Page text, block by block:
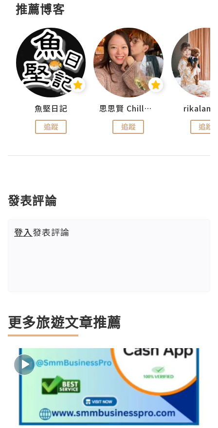
推薦博客
魚堅日記
追蹤
思思賢 ChillMyBabe
追蹤 追蹤
發表評論
登入發表評論
更多旅遊文章推薦